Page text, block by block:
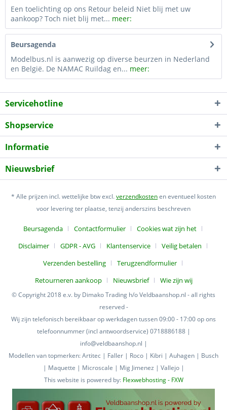
Een toelichting op ons Retour beleid Niet blij met uw
aankoop? Toch niet blij met... meer:
Beursagenda
Modelbus.nl is aanwezig op diverse beurzen in Nederland
en België. De NAMAC Ruildag en... meer:
Servicehotline
Shopservice
Informatie
Nieuwsbrief
* Alle prijzen incl. wettelijke btw excl.verzendkostenen eventueel kosten
voor levering ter plaatse, tenzij anderszins beschreven
Beursagenda Contactformulier
Cookies wat zijn het
Disclaimer
GDPR - AVG Klantenservice
Veilig betalen
Verzenden bestelling
Terugzendformulier
Retourneren aankoop
Nieuwsbrief Wie zijn wij
© Copyright 2018 e.v. by Dimako Trading h/o Veldbaanshop.nl - all rights
reserved -
Wij zijn telefonisch bereikbaar op werkdagen tussen 09:00 - 17:00 op ons
telefoonnummer (incl antwoordservice) 0718886188 |
info@veldbaanshop.nl |
Modellen van topmerken: Artitec | Faller | Roco | Kibri | Auhagen | Busch
| Maquette | Microscale | Mig Jimenez | Vallejo |
This website is powered by: Flexwebhosting - FXW